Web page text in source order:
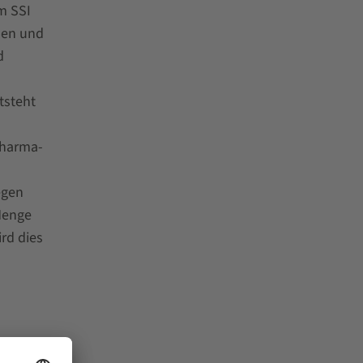
SSI
und
dies